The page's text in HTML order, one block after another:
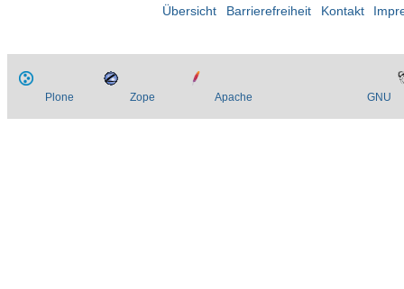
Übersicht Barrierefreiheit Kontakt
Plone Zope Apache GNU